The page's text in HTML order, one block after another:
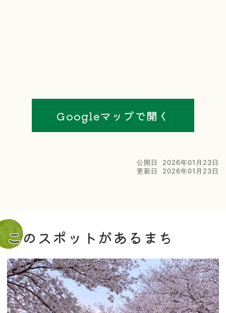
Googleマップで開く
公開日
2026年01月23日
更新日
2026年01月23日
このスポットがあるまち